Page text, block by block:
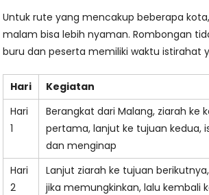
Untuk rute yang mencakup beberapa
malam bisa lebih nyaman. Rombongan
buru dan peserta memiliki waktu istirahat
Hari
Kegiatan
Hari
1
Berangkat dari Malang, ziarah ke
pertama, lanjut ke tujuan kedua,
dan menginap
Hari
2
Lanjut ziarah ke tujuan
jika memungkinkan, lalu kembali